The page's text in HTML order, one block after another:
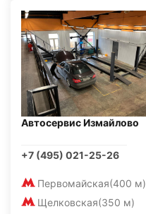
Автосервис Измайлово
+7 (495) 021-25-26
Первомайская(400 м)
Щелковская(350 м)